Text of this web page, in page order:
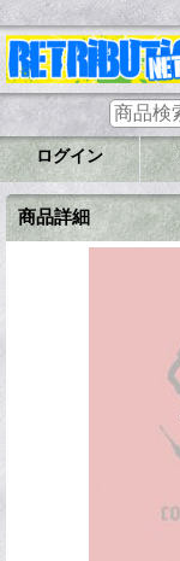
ログイン
商品詳細